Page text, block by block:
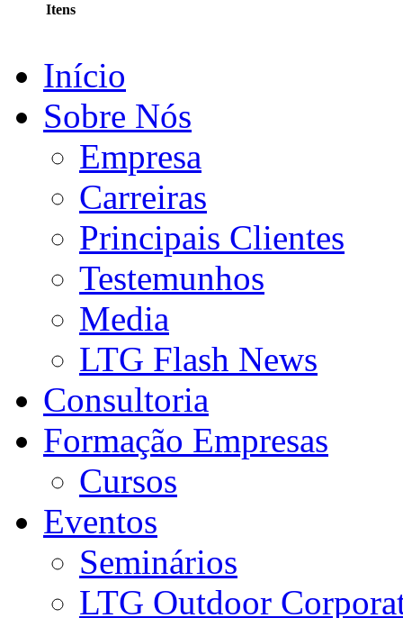
Itens
Início
Sobre Nós
Empresa
Carreiras
Principais Clientes
Testemunhos
Media
LTG Flash News
Consultoria
Formação Empresas
Cursos
Eventos
Seminários
LTG Outdoor